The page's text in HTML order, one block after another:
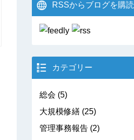
RSSからブログを購読
カテゴリー
総会 (5)
大規模修繕 (25)
管理事務報告 (2)